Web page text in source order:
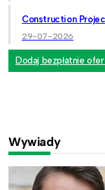
Construction
29-07-2026
Dodaj bezpłatnie
Wywiady